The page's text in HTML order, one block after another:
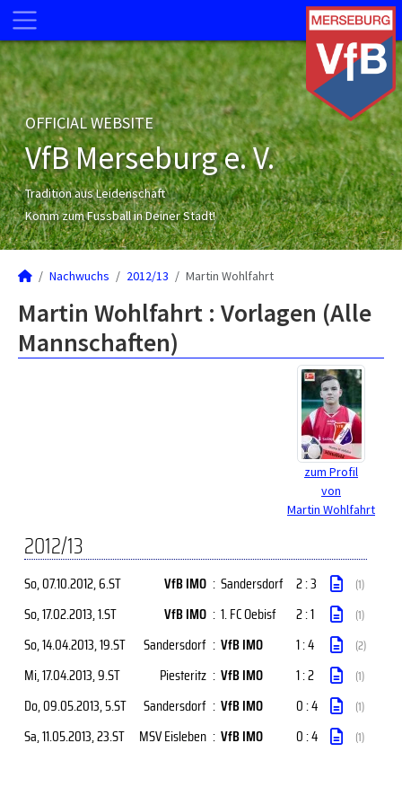
OFFICIAL WEBSITE
VfB Merseburg e. V.
Tradition aus Leidenschaft
Komm zum Fussball in Deiner Stadt!
Nachwuchs 2012/13 Martin Wohlfahrt
Martin Wohlfahrt : Vorlagen (Alle
Mannschaften)
zum Profil
von
Martin Wohlfahrt
2012/13
So, 07.10.2012, 6.ST VfB IMO : Sandersdorf 2 : 3 (1)
So, 17.02.2013, 1.ST VfB IMO : 1. FC Oebisf 2 : 1 (1)
So, 14.04.2013, 19.ST Sandersdorf : VfB IMO 1 : 4 (2)
Mi, 17.04.2013, 9.ST Piesteritz : VfB IMO 1 : 2 (1)
Do, 09.05.2013, 5.ST Sandersdorf : VfB IMO 0 : 4 (1)
Sa, 11.05.2013, 23.ST MSV Eisleben : VfB IMO 0 : 4 (1)